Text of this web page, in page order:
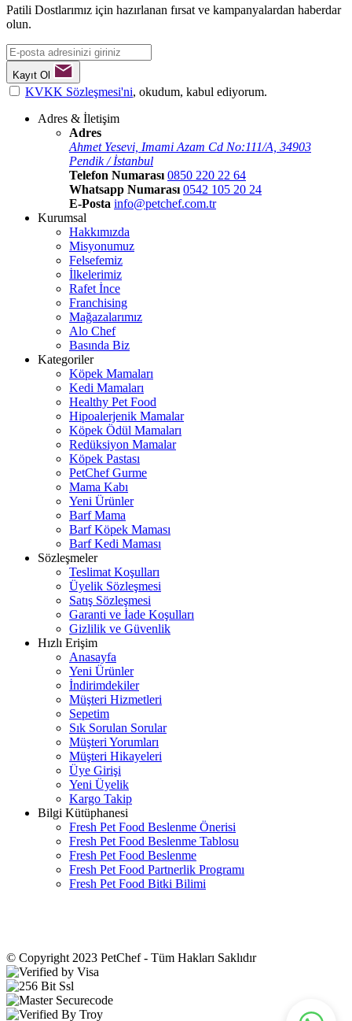
Patili Dostlarımız için hazırlanan fırsat ve kampanyalardan haberdar
olun.
Kayıt Ol
KVKK Sözleşmesi'ni, okudum, kabul ediyorum.
Adres & İletişim
Adres
Ahmet Yesevi, Imami Azam Cd No:111/A, 34903
Pendik / İstanbul
Telefon Numarası 0850 220 22 64
Whatsapp Numarası 0542 105 20 24
E-Posta info@petchef.com.tr
Kurumsal
Hakkımızda
Misyonumuz
Felsefemiz
İlkelerimiz
Rafet İnce
Franchising
Mağazalarımız
Alo Chef
Basında Biz
Kategoriler
Köpek Mamaları
Kedi Mamaları
Healthy Pet Food
Hipoalerjenik Mamalar
Köpek Ödül Mamaları
Redüksiyon Mamalar
Köpek Pastası
PetChef Gurme
Mama Kabı
Yeni Ürünler
Barf Mama
Barf Köpek Maması
Barf Kedi Maması
Sözleşmeler
Teslimat Koşulları
Üyelik Sözleşmesi
Satış Sözleşmesi
Garanti ve İade Koşulları
Gizlilik ve Güvenlik
Hızlı Erişim
Anasayfa
Yeni Ürünler
İndirimdekiler
Müşteri Hizmetleri
Sepetim
Sık Sorulan Sorular
Müşteri Yorumları
Müşteri Hikayeleri
Üye Girişi
Yeni Üyelik
Kargo Takip
Bilgi Kütüphanesi
Fresh Pet Food Beslenme Önerisi
Fresh Pet Food Beslenme Tablosu
Fresh Pet Food Beslenme
Fresh Pet Food Partnerlik Programı
Fresh Pet Food Bitki Bilimi
© Copyright 2023 PetChef - Tüm Hakları Saklıdır